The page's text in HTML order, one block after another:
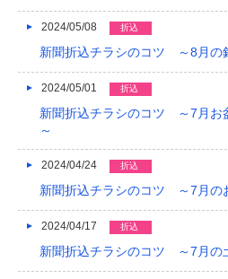
2024/05/08 折込
新聞折込チラシのコツ ～8月の
2024/05/01 折込
新聞折込チラシのコツ ～7月お
～
2024/04/24 折込
新聞折込チラシのコツ ～7月の
2024/04/17 折込
新聞折込チラシのコツ ～7月の